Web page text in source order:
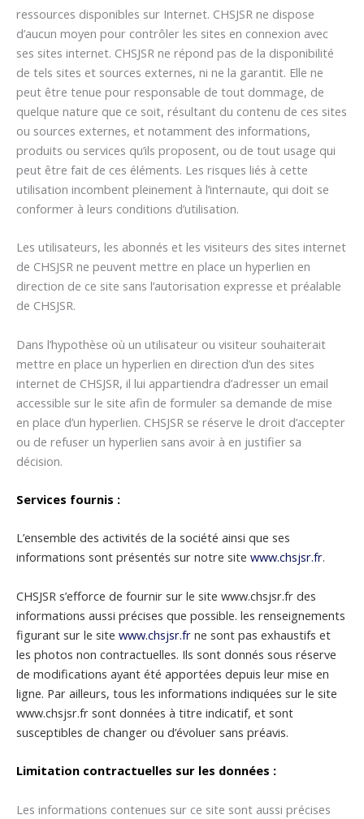
ressources disponibles sur Internet. CHSJSR ne dispose
d’aucun moyen pour contrôler les sites en connexion avec
ses sites internet. CHSJSR ne répond pas de la disponibilité
de tels sites et sources externes, ni ne la garantit. Elle ne
peut être tenue pour responsable de tout dommage, de
quelque nature que ce soit, résultant du contenu de ces sites
ou sources externes, et notamment des informations,
produits ou services qu’ils proposent, ou de tout usage qui
peut être fait de ces éléments. Les risques liés à cette
utilisation incombent pleinement à l’internaute, qui doit se
conformer à leurs conditions d’utilisation.
Les utilisateurs, les abonnés et les visiteurs des sites internet
de CHSJSR ne peuvent mettre en place un hyperlien en
direction de ce site sans l’autorisation expresse et préalable
de CHSJSR.
Dans l’hypothèse où un utilisateur ou visiteur souhaiterait
mettre en place un hyperlien en direction d’un des sites
internet de CHSJSR, il lui appartiendra d’adresser un email
accessible sur le site afin de formuler sa demande de mise
en place d’un hyperlien. CHSJSR se réserve le droit d’accepter
ou de refuser un hyperlien sans avoir à en justifier sa
décision.
Services fournis :
L’ensemble des activités de la société ainsi que ses
informations sont présentés sur notre site www.chsjsr.fr.
CHSJSR s’efforce de fournir sur le site www.chsjsr.fr des
informations aussi précises que possible. les renseignements
figurant sur le site www.chsjsr.fr ne sont pas exhaustifs et
les photos non contractuelles. Ils sont donnés sous réserve
de modifications ayant été apportées depuis leur mise en
ligne. Par ailleurs, tous les informations indiquées sur le site
www.chsjsr.fr sont données à titre indicatif, et sont
susceptibles de changer ou d’évoluer sans préavis.
Limitation contractuelles sur les données :
Les informations contenues sur ce site sont aussi précises